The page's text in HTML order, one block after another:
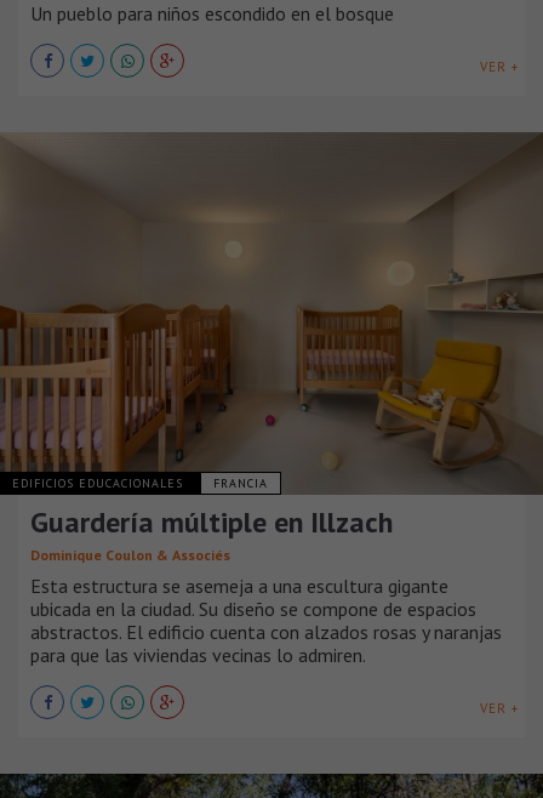
Un pueblo para niños escondido en el bosque
VER +
EDIFICIOS EDUCACIONALES FRANCIA
Guardería múltiple en Illzach
Dominique Coulon & Associés
Esta estructura se asemeja a una escultura gigante
ubicada en la ciudad. Su diseño se compone de espacios
abstractos. El edificio cuenta con alzados rosas y naranjas
para que las viviendas vecinas lo admiren.
VER +